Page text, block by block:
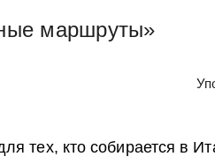
маршруты»
тех, кто собирается в